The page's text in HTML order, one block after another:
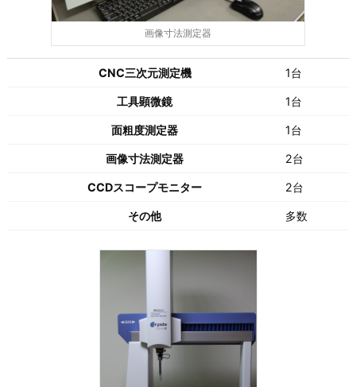
画像寸法測定器
CNC三次元測定機 1台
工具顕微鏡 1台
面粗度測定器 1台
画像寸法測定器 2台
CCDスコープモニター 2台
その他 多数